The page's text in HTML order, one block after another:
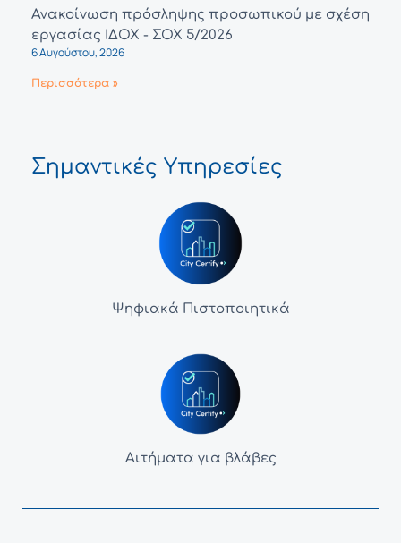
Ανακοίνωση πρόσληψης προσωπικού με σχέση
εργασίας ΙΔΟΧ - ΣΟΧ 5/2026
6 Αυγούστου, 2026
Περισσότερα »
Σημαντικές Υπηρεσίες
Ψηφιακά Πιστοποιητικά
Αιτήματα για βλάβες